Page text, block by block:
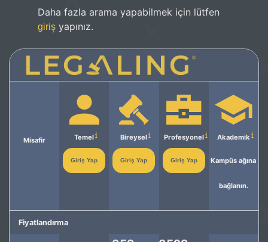
Daha fazla arama yapabilmek için lütfen
giriş yapınız.
Misafir Temel
Giriş Yap
Bireysel
Giriş Yap
Profesyonel
Giriş Yap
Akademik
Kampüs ağına
bağlanın.
Fiyatlandırma